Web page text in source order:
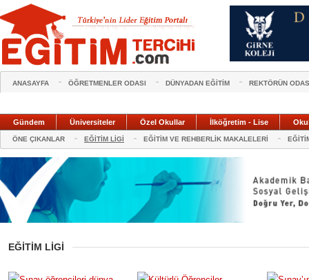
ANASAYFA ÖĞRETMENLER ODASI DÜNYADAN EĞİTİM REKTÖRÜN
Gündem Üniversiteler Özel Okullar İlköğretim - Lise
ÖNE ÇIKANLAR EĞİTİM LİGİ EĞİTİM VE REHBERLİK MAKALELERİ
EĞİTİM LİGİ